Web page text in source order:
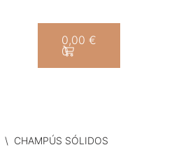
0,00 €
0
\ CHAMPÚS SÓLIDOS